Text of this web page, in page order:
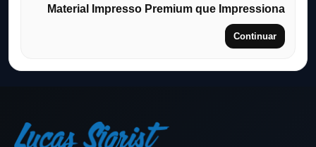
Material Impresso Premium que Impressiona
Continuar